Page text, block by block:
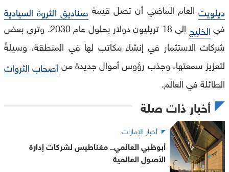
ديلويت العام الماضي أن تصل قيمة صناديق الثروة السيادية
فيالخليج
إلى 18 تريليون دولار بحلول عام 2030. وترى بعض
شركات الاستثمار في إنشاء مكاتب لها في المنطقة، وسيلةً
لتعزيز سمعتها، وجذب رؤوس أموال جديدة منأصحاب الثروات
الطائلة في العالم.
أخبار ذات صلة
أخبار الإمارات
أبوظبي العالمي.. مغناطيس لشركات إدارة
الأصول العالمية